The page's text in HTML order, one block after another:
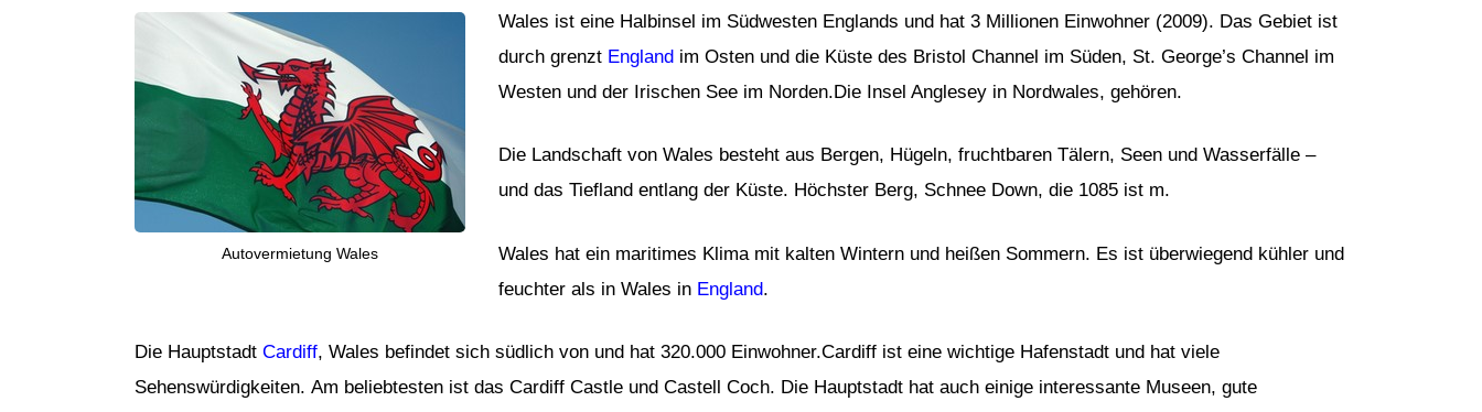
Autovermietung Wales
Wales ist eine Halbinsel im Südwesten Englands und hat 3 Millionen Einwohner (2009). Das Gebiet ist
durch grenzt England im Osten und die Küste des Bristol Channel im Süden, St. George’s Channel im
Westen und der Irischen See im Norden.Die Insel Anglesey in Nordwales, gehören.
Die Landschaft von Wales besteht aus Bergen, Hügeln, fruchtbaren Tälern, Seen und Wasserfälle –
und das Tiefland entlang der Küste. Höchster Berg, Schnee Down, die 1085 ist m.
Wales hat ein maritimes Klima mit kalten Wintern und heißen Sommern. Es ist überwiegend kühler und
feuchter als in Wales in England.
Die Hauptstadt Cardiff, Wales befindet sich südlich von und hat 320.000 Einwohner.Cardiff ist eine wichtige Hafenstadt und hat viele
Sehenswürdigkeiten. Am beliebtesten ist das Cardiff Castle und Castell Coch. Die Hauptstadt hat auch einige interessante Museen, gute